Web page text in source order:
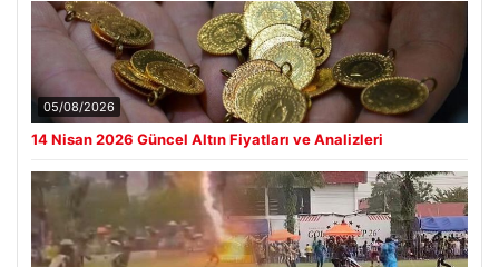
05/08/2026
14 Nisan 2026 Güncel Altın Fiyatları ve Analizleri